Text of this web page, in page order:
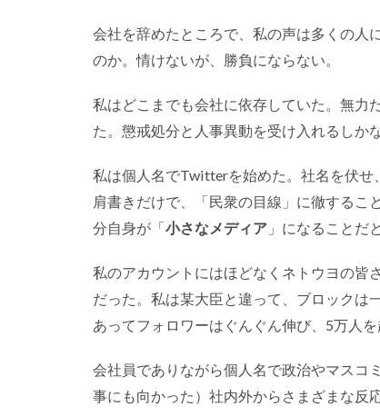
会社を辞めたところで、私の声は多くの人
のか。情けないが、勝負にならない。
私はどこまでも会社に依存していた。無力
た。懲戒処分と人事異動を受け入れるしか
私は個人名でTwitterを始めた。社名を伏
肩書きだけで、「民衆の目線」に徹するこ
分自身が「小さなメディア 」になることだ
私のアカウントにはほどなくネトウヨの皆
だった。私は某大臣と違って、ブロックは
あってフォロワーはぐんぐん伸び、5万人を
会社員でありながら個人名で政治やマスコ
事にも向かった）社内外からさまざまな反